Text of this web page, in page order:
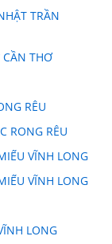
TRẦN
THƠ
RÊU
RONG RÊU
VĨNH LONG
VĨNH LONG
LONG